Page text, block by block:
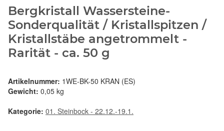
Bergkristall Wassersteine-
Sonderqualität / Kristallspitzen /
Kristallstäbe angetrommelt -
Rarität - ca. 50 g
Artikelnummer: 1WE-BK-50 KRAN (ES)
Gewicht: 0,05 kg
Kategorie: 01. Steinbock - 22.12.-19.1.